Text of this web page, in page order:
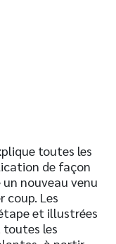
toutes les
de façon
nouveau venu
coup. Les
et illustrées
toutes les